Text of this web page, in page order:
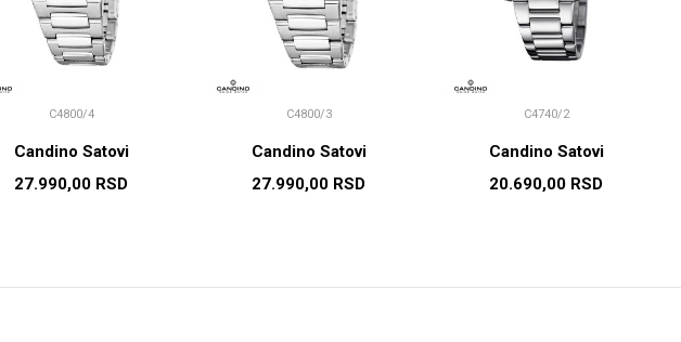
C4800/4
Candino Satovi
27.990,00 RSD
C4800/3
Candino Satovi
27.990,00 RSD
C4740/2
Candino Satovi
20.690,00 RSD